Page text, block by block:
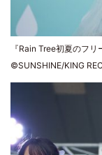
『Rain Tree初夏のフ
©SUNSHINE/KING